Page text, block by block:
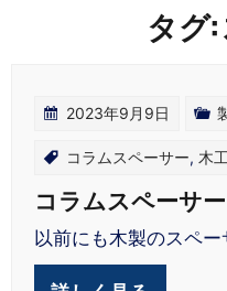
タグ:
2023年9月9日
コラムスペーサー, 木
コラムスペーサー
以前にも木製のスペ